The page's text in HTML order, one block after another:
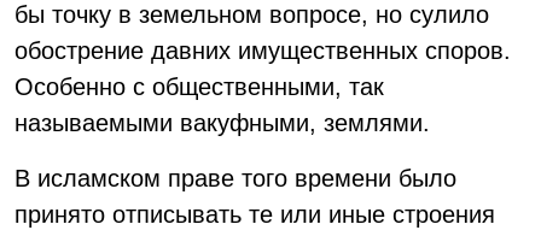
бы точку в земельном вопросе, но сулило
обострение давних имущественных споров.
Особенно с общественными, так
называемыми вакуфными, землями.
В исламском праве того времени было
принято отписывать те или иные строения